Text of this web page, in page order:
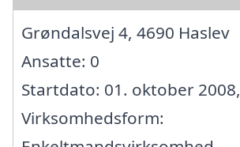
Grøndalsvej 4, 4690 Haslev
Ansatte: 0
Startdato: 01. oktober 2008,
Virksomhedsform: